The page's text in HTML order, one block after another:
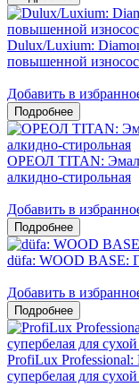
Dulux/Luxium:
повышенной
Добавить в
ОРЕОЛ TITAN:
алкидно-стирольная
Добавить в
düfa: WOOD BASE:
Добавить в
ProfiLux Professional:
супербелая для